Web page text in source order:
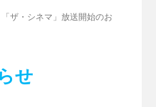
ザ・シネマ」放送開始のお
せ